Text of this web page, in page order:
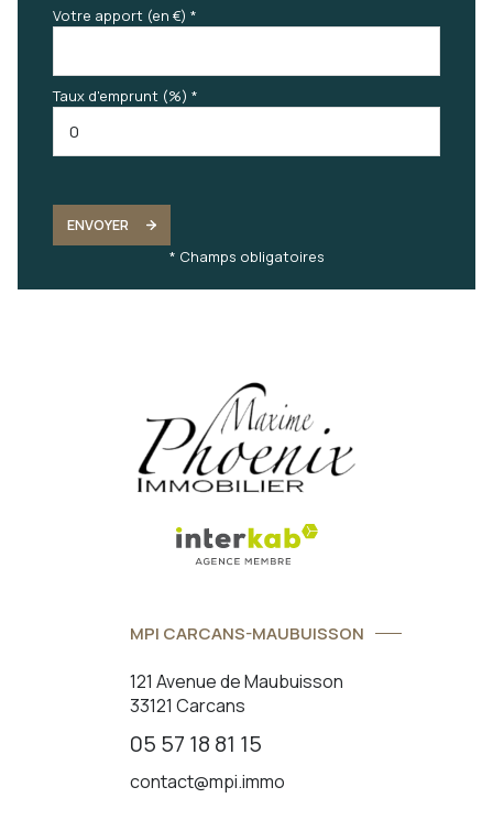
Votre apport (en €) *
Taux d'emprunt (%) *
ENVOYER
* Champs obligatoires
MPI CARCANS-MAUBUISSON
121 Avenue de Maubuisson
33121 Carcans
05 57 18 81 15
contact@mpi.immo